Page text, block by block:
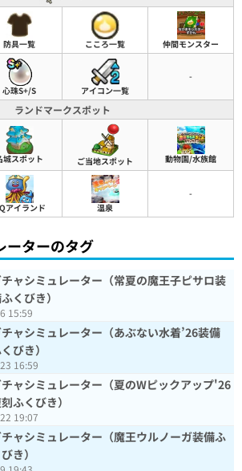
防具一覧 こころ一覧 仲間モンスター
心珠S+/S アイコン一覧
-
ランドマークスポット
城スポット ご当地スポット 動物園/水族館
アイランド 温泉
-
ーターのタグ
ャシミュレーター（常夏の魔王子ピサロ装
くびき）
15:59
ャシミュレーター（あぶない水着’26装備
びき）
16:59
ャシミュレーター（夏のWピックアップ'26
ふくびき）
19:07
ャシミュレーター（魔王ウルノーガ装備ふ
き）